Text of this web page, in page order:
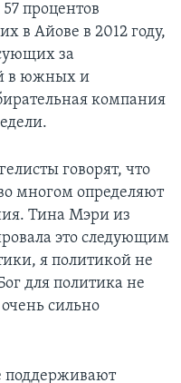
процентов
в Айове в 2012 году,
за
в южных и
компания
говорят, что
многом определяют
Тина Мэри из
это следующим
я политикой не
для политика не
сильно
поддерживают